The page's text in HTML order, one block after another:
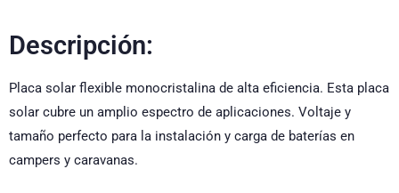
Descripción:
Placa solar flexible monocristalina de alta eficiencia. Esta placa
solar cubre un amplio espectro de aplicaciones. Voltaje y
tamaño perfecto para la instalación y carga de baterías en
campers y caravanas.